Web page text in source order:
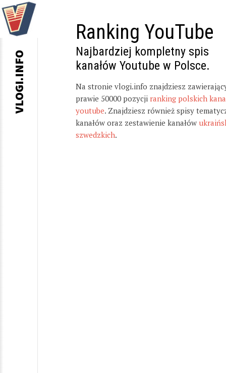
Ranking YouTube
Najbardziej kompletny spis
kanałów Youtube w Polsce.
Na stronie vlogi.info znajdziesz
prawie 50000 pozycji ranking polskich
youtube. Znajdziesz również spisy
kanałów oraz zestawienie kanałów
szwedzkich.
VLOGI.INFO